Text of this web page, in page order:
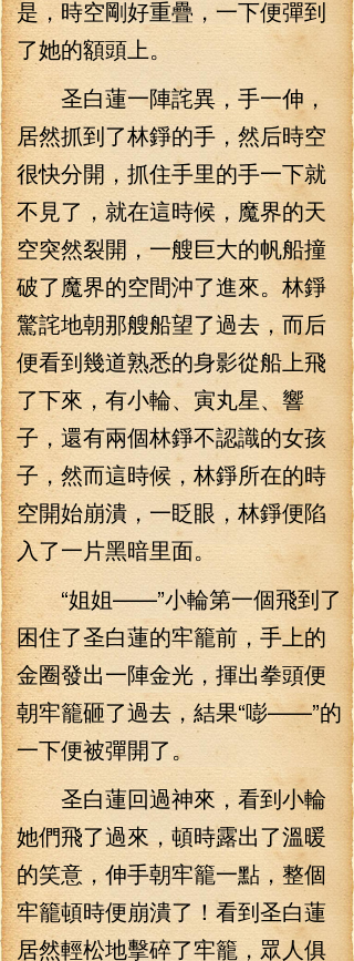
是，時空剛好重疊，一下便彈到
了她的額頭上。
圣白蓮一陣詫異，手一伸，
居然抓到了林錚的手，然后時空
很快分開，抓住手里的手一下就
不見了，就在這時候，魔界的天
空突然裂開，一艘巨大的帆船撞
破了魔界的空間沖了進來。林錚
驚詫地朝那艘船望了過去，而后
便看到幾道熟悉的身影從船上飛
了下來，有小輪、寅丸星、響
子，還有兩個林錚不認識的女孩
子，然而這時候，林錚所在的時
空開始崩潰，一眨眼，林錚便陷
入了一片黑暗里面。
“姐姐——”小輪第一個飛到了
困住了圣白蓮的牢籠前，手上的
金圈發出一陣金光，揮出拳頭便
朝牢籠砸了過去，結果“嘭——”的
一下便被彈開了。
圣白蓮回過神來，看到小輪
她們飛了過來，頓時露出了溫暖
的笑意，伸手朝牢籠一點，整個
牢籠頓時便崩潰了！看到圣白蓮
居然輕松地擊碎了牢籠，眾人俱